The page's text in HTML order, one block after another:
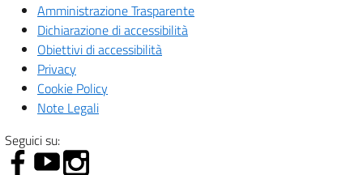
Amministrazione Trasparente
Dichiarazione di accessibilità
Obiettivi di accessibilità
Privacy
Cookie Policy
Note Legali
Seguici su: